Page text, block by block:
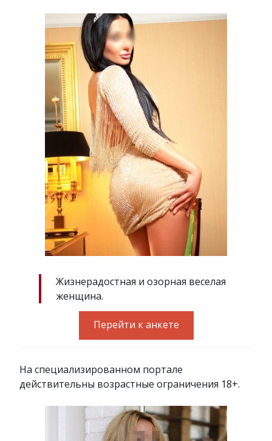
Жизнерадостная и озорная веселая
женщина.
Перейти к анкете
На специализированном портале
действительны возрастные ограничения 18+.